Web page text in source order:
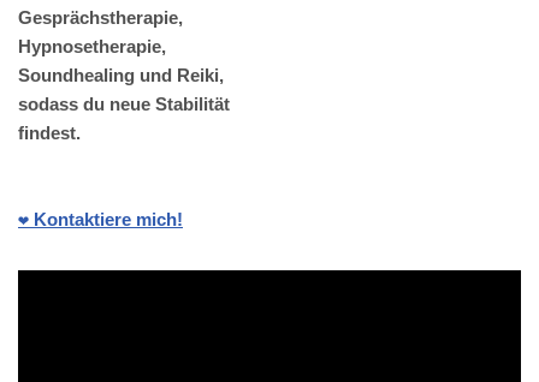
Gesprächstherapie,
Hypnosetherapie,
Soundhealing und Reiki,
sodass du neue Stabilität
findest.
❤️ Kontaktiere mich!